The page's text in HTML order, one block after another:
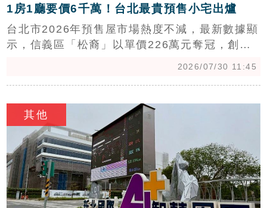
1房1廳要價6千萬！台北最貴預售小宅出爐
台北市2026年預售屋市場熱度不減，最新數據顯
示，信義區「松裔」以單價226萬元奪冠，創下
名。住展雜誌專家陳炳辰分析，儘管房市環境多
變，但台北市具備首都地利優勢，信義區新案稀
缺性更推升買盤。觀察市場趨勢，小坪數高單價
產品受富爸媽青睞，而品牌建商在熱門區域的推
案策略亦展現強勁抗跌性。展望下半年，大安
區、中正區及南港區仍有挑戰區域高價的預售案
備受矚目，顯示建商對台北高價房產市場信心依
2026/07/30 11:45
其他